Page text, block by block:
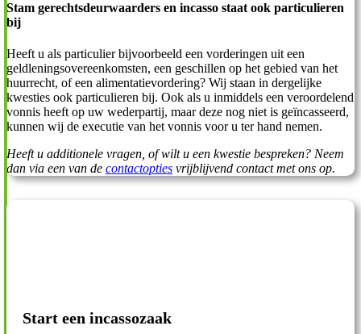
Stam gerechtsdeurwaarders en incasso staat ook particulieren
bij
Heeft u als particulier bijvoorbeeld een vorderingen uit een
geldleningsovereenkomsten, een geschillen op het gebied van het
huurrecht, of een alimentatievordering? Wij staan in dergelijke
kwesties ook particulieren bij. Ook als u inmiddels een veroordelend
vonnis heeft op uw wederpartij, maar deze nog niet is geïncasseerd,
kunnen wij de executie van het vonnis voor u ter hand nemen.
Heeft u additionele vragen, of wilt u een kwestie bespreken? Neem
dan via een van de contactopties vrijblijvend contact met ons op.
Start een incassozaak